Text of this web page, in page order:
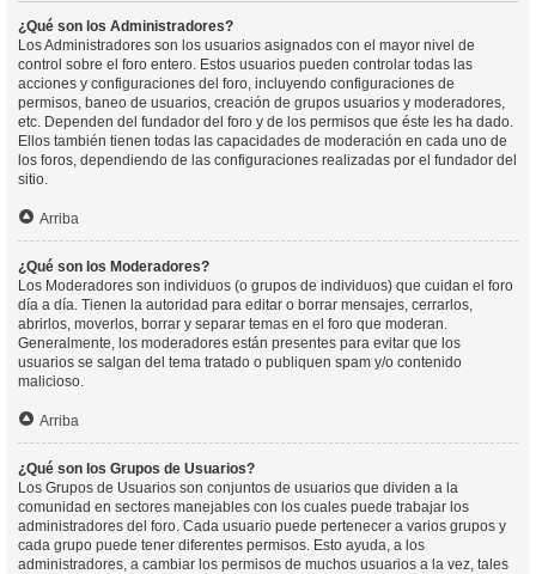
¿Qué son los Administradores?
Los Administradores son los usuarios asignados con el mayor nivel de
control sobre el foro entero. Estos usuarios pueden controlar todas las
acciones y configuraciones del foro, incluyendo configuraciones de
permisos, baneo de usuarios, creación de grupos usuarios y moderadores,
etc. Dependen del fundador del foro y de los permisos que éste les ha dado.
Ellos también tienen todas las capacidades de moderación en cada uno de
los foros, dependiendo de las configuraciones realizadas por el fundador del
sitio.
Arriba
¿Qué son los Moderadores?
Los Moderadores son individuos (o grupos de individuos) que cuidan el foro
día a día. Tienen la autoridad para editar o borrar mensajes, cerrarlos,
abrirlos, moverlos, borrar y separar temas en el foro que moderan.
Generalmente, los moderadores están presentes para evitar que los
usuarios se salgan del tema tratado o publiquen spam y/o contenido
malicioso.
Arriba
¿Qué son los Grupos de Usuarios?
Los Grupos de Usuarios son conjuntos de usuarios que dividen a la
comunidad en sectores manejables con los cuales puede trabajar los
administradores del foro. Cada usuario puede pertenecer a varios grupos y
cada grupo puede tener diferentes permisos. Esto ayuda, a los
administradores, a cambiar los permisos de muchos usuarios a la vez, tales